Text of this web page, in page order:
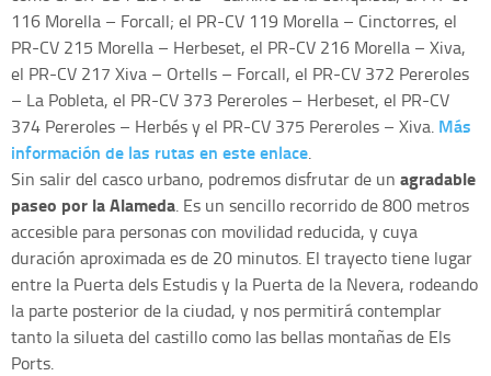
116 Morella – Forcall; el PR-CV 119 Morella – Cinctorres, el
PR-CV 215 Morella – Herbeset, el PR-CV 216 Morella – Xiva,
el PR-CV 217 Xiva – Ortells – Forcall, el PR-CV 372 Pereroles
– La Pobleta, el PR-CV 373 Pereroles – Herbeset, el PR-CV
374 Pereroles – Herbés y el PR-CV 375 Pereroles – Xiva. Más
información de las rutas en este enlace.
Sin salir del casco urbano, podremos disfrutar de un agradable
paseo por la Alameda. Es un sencillo recorrido de 800 metros
accesible para personas con movilidad reducida, y cuya
duración aproximada es de 20 minutos. El trayecto tiene lugar
entre la Puerta dels Estudis y la Puerta de la Nevera, rodeando
la parte posterior de la ciudad, y nos permitirá contemplar
tanto la silueta del castillo como las bellas montañas de Els
Ports.